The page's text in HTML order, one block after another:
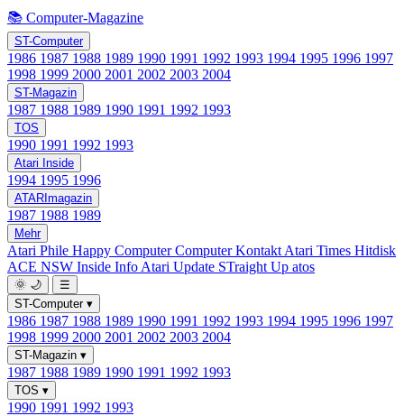
📚 Computer-Magazine
ST-Computer
1986 1987 1988 1989 1990 1991 1992 1993 1994 1995 1996 1997
1998 1999 2000 2001 2002 2003 2004
ST-Magazin
1987 1988 1989 1990 1991 1992 1993
TOS
1990 1991 1992 1993
Atari Inside
1994 1995 1996
ATARImagazin
1987 1988 1989
Mehr
Atari Phile Happy ComputerComputer Kontakt Atari Times Hitdisk
ACE NSW Inside Info Atari Update STraight Up atos
🌞 🌙
☰
ST-Computer ▾
1986 1987 1988 1989 1990 1991 1992 1993 1994 1995 1996 1997
1998 1999 2000 2001 2002 2003 2004
ST-Magazin ▾
1987 1988 1989 1990 1991 1992 1993
TOS ▾
1990 1991 1992 1993